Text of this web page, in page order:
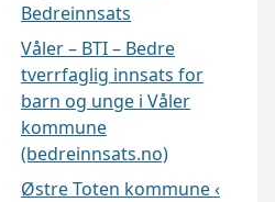
Bedreinnsats
Våler – BTI – Bedre
tverrfaglig innsats for
barn og unge i Våler
kommune
(bedreinnsats.no)
Østre Toten kommune ‹